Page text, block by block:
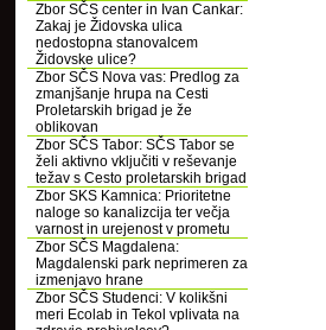
Zbor SČS center in Ivan Cankar:
Zakaj je Židovska ulica
nedostopna stanovalcem
Židovske ulice?
Zbor SČS Nova vas: Predlog za
zmanjšanje hrupa na Cesti
Proletarskih brigad je že
oblikovan
Zbor SČS Tabor: SČS Tabor se
želi aktivno vključiti v reševanje
težav s Cesto proletarskih brigad
Zbor SKS Kamnica: Prioritetne
naloge so kanalizcija ter večja
varnost in urejenost v prometu
Zbor SČS Magdalena:
Magdalenski park neprimeren za
izmenjavo hrane
Zbor SČS Studenci: V kolikšni
meri Ecolab in Tekol vplivata na